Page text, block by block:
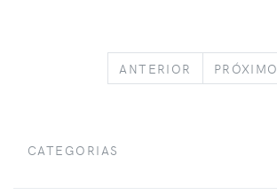
ANTERIOR PREVIOUS
PRÓXIMO
CATEGORIAS